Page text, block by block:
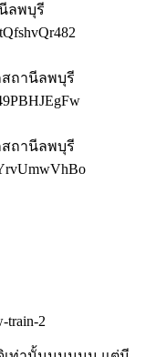
ลพบุรี
สถานีลพบุรี
สถานีลพบุรี